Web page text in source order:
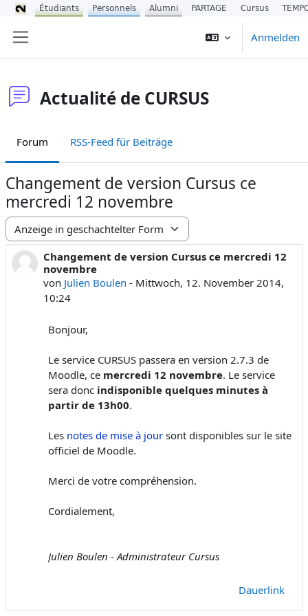
Anmelden
Actualité de CURSUS
Forum RSS-Feed für Beiträge
Changement de version Cursus ce
mercredi 12 novembre
Anzeigemodus
Changement de version Cursus ce mercredi 12
novembre
von Julien Boulen - Mittwoch, 12. November 2014,
10:24
Anzahl Antworten: 0
Bonjour,
Le service CURSUS passera en version 2.7.3 de
Moodle, ce mercredi 12 novembre. Le service
sera donc indisponible quelques minutes à
partir de 13h00.
Les notes de mise à jour sont disponibles sur le site
officiel de Moodle.
Merci de votre compréhension.
Cordialement,
Julien Boulen - Administrateur Cursus
Dauerlink
Étudiants Personnels Alumni PARTAGE Cursus